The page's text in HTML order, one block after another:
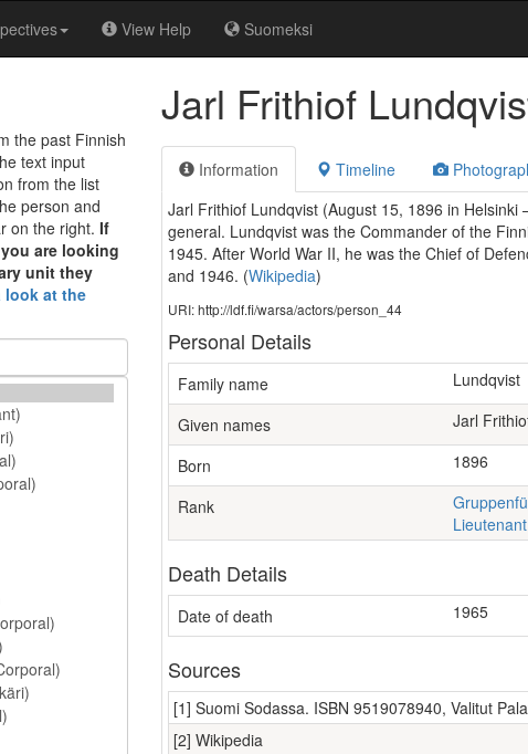
View Help Suomeksi
the past Finnish
text input
from the list
person and
on the right. If
are looking
unit they
look at the
Jarl Frithiof
Information Timeline
Jarl Frithiof Lundqvist (August 15, 1896 in
general. Lundqvist was the Commander of the
1945. After World War II, he was the Chief of
and 1946. (Wikipedia)
URI: http://ldf.fi/warsa/actors/person_44
Personal Details
Family name Lundqvist
Given names Jarl
Born 1896
Rank
Death Details
Date of death 1965
Sources
[1] Suomi Sodassa. ISBN 9519078940, Valitut
[2] Wikipedia